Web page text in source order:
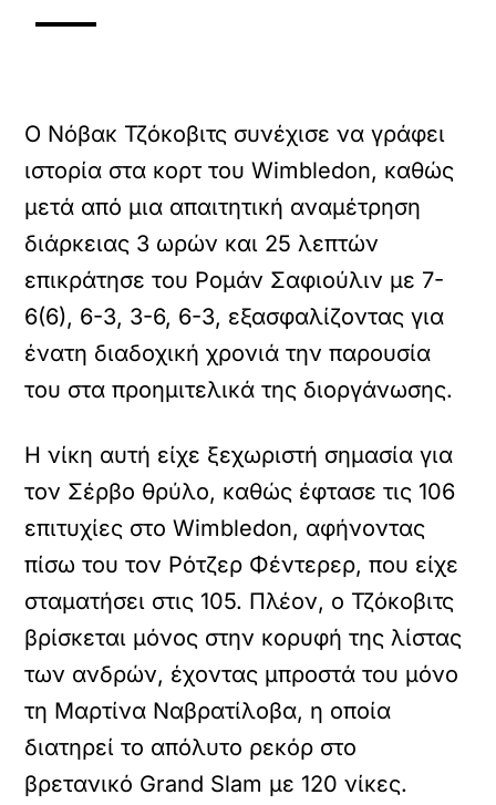
Ο Νόβακ Τζόκοβιτς συνέχισε να γράφει
ιστορία στα κορτ του Wimbledon, καθώς
μετά από μια απαιτητική αναμέτρηση
διάρκειας 3 ωρών και 25 λεπτών
επικράτησε του Ρομάν Σαφιούλιν με 7-
6(6), 6-3, 3-6, 6-3, εξασφαλίζοντας για
ένατη διαδοχική χρονιά την παρουσία
του στα προημιτελικά της διοργάνωσης.
Η νίκη αυτή είχε ξεχωριστή σημασία για
τον Σέρβο θρύλο, καθώς έφτασε τις 106
επιτυχίες στο Wimbledon, αφήνοντας
πίσω του τον Ρότζερ Φέντερερ, που είχε
σταματήσει στις 105. Πλέον, ο Τζόκοβιτς
βρίσκεται μόνος στην κορυφή της λίστας
των ανδρών, έχοντας μπροστά του μόνο
τη Μαρτίνα Ναβρατίλοβα, η οποία
διατηρεί το απόλυτο ρεκόρ στο
βρετανικό Grand Slam με 120 νίκες.